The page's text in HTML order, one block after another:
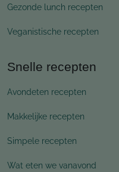
Gezonde lunch recepten
Veganistische recepten
Snelle recepten
Avondeten recepten
Makkelijke recepten
Simpele recepten
Wat eten we vanavond